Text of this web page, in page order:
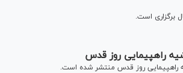
برگزاری است.
راهپیمایی روز قدس
راهپیمایی روز قدس منتشر شده است.